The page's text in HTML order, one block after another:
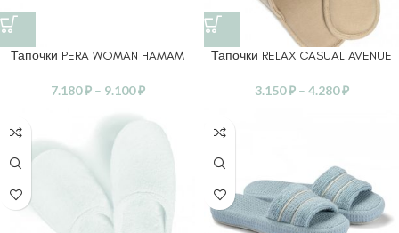
Тапочки PERA WOMAN HAMAM
7.180₽ – 9.100₽
Тапочки RELAX CASUAL AVENUE
3.150₽ – 4.280₽